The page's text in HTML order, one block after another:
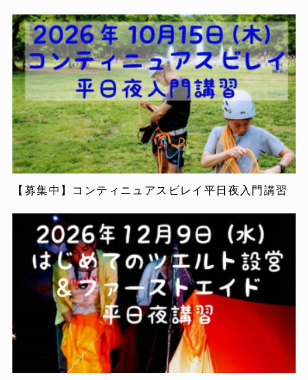
【募集中】コンティニュアスビレイ平日夜入門講習